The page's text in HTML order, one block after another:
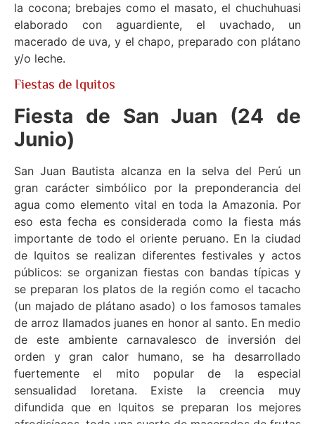
la cocona; brebajes como el masato, el chuchuhuasi
elaborado con aguardiente, el uvachado, un
macerado de uva, y el chapo, preparado con plátano
y/o leche.
Fiestas de Iquitos
Fiesta de San Juan (24 de
Junio)
San Juan Bautista alcanza en la selva del Perú un
gran carácter simbólico por la preponderancia del
agua como elemento vital en toda la Amazonia. Por
eso esta fecha es considerada como la fiesta más
importante de todo el oriente peruano. En la ciudad
de Iquitos se realizan diferentes festivales y actos
públicos: se organizan fiestas con bandas típicas y
se preparan los platos de la región como el tacacho
(un majado de plátano asado) o los famosos tamales
de arroz llamados juanes en honor al santo. En medio
de este ambiente carnavalesco de inversión del
orden y gran calor humano, se ha desarrollado
fuertemente el mito popular de la especial
sensualidad loretana. Existe la creencia muy
difundida que en Iquitos se preparan los mejores